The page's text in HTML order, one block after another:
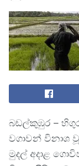
බඩල්කුඹුර –
වගාවන් විනාශ
මුදල් අදාළ